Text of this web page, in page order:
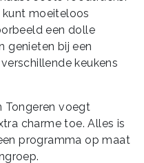
kunt moeiteloos
een dolle
genieten bij een
keukens
Tongeren voegt
charme toe. Alles is
programma op maat